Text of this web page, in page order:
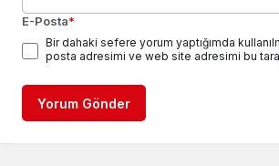
E-Posta*
Bir dahaki sefere yorum yaptığımda
posta adresimi ve web site adresimi bu
Yorum Gönder